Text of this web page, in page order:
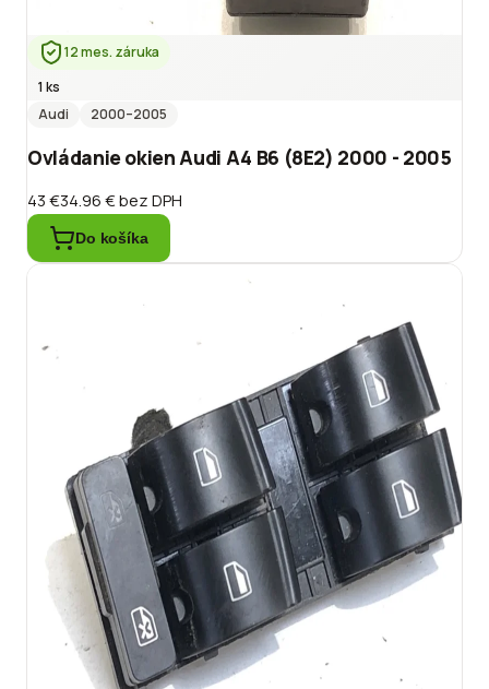
12 mes. záruka
1 ks
Audi
2000–2005
Ovládanie okien Audi A4 B6 (8E2) 2000 - 2005
43 €34.96 €bez DPH
Do košíka